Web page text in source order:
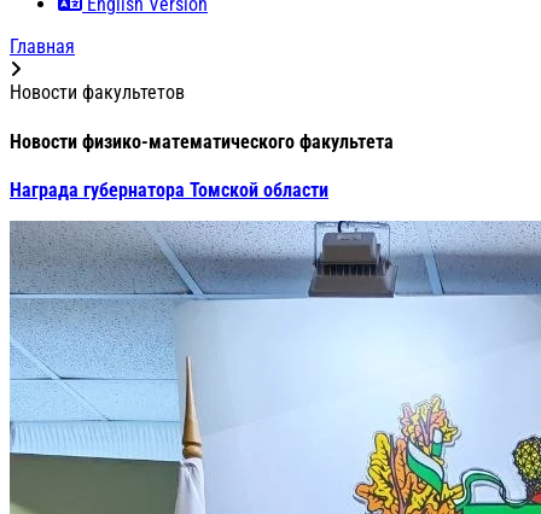
English Version
Главная
Новости факультетов
Новости физико-математического факультета
Награда губернатора Томской области